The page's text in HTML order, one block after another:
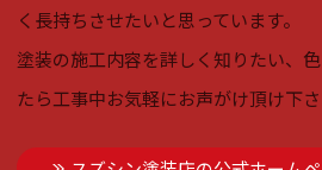
く長持ちさせたいと思っています。
塗装の施工内容を詳しく知りたい、
たら工事中お気軽にお声がけ頂け下